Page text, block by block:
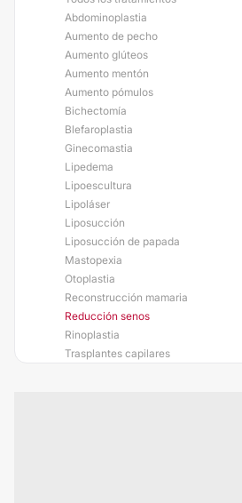
Abdominoplastia
Aumento de pecho
Aumento glúteos
Aumento mentón
Aumento pómulos
Bichectomía
Blefaroplastia
Ginecomastia
Lipedema
Lipoescultura
Lipoláser
Liposucción
Liposucción de papada
Mastopexia
Otoplastia
Reconstrucción mamaria
Reducción senos
Rinoplastia
Trasplantes capilares